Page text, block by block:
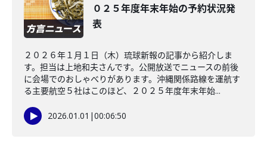
０２５年度年末年始の予約状況発
表
２０２６年１月１日（木）琉球新報の記事から紹介しま
す。担当は上地和夫さんです。公開放送でニュースの前後
に会場でのおしゃべりがあります。沖縄関係路線を運航す
る主要航空５社はこのほど、２０２５年度年末年始...
2026.01.01 |00:06:50